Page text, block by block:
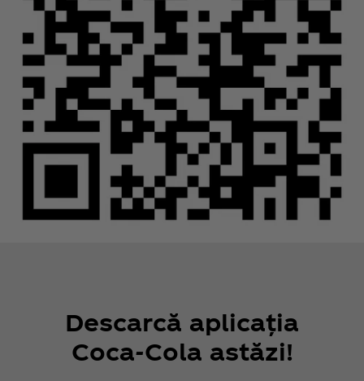
Descarcă aplicația
Coca‑Cola astăzi!